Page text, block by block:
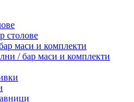
столове
маси и комплекти
/ бар маси и комплекти